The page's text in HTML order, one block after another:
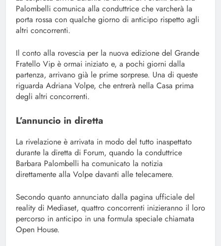
Palombelli comunica alla conduttrice che varcherà la
porta rossa con qualche giorno di anticipo rispetto agli
altri concorrenti.
Il conto alla rovescia per la nuova edizione del Grande
Fratello Vip è ormai iniziato e, a pochi giorni dalla
partenza, arrivano già le prime sorprese. Una di queste
riguarda Adriana Volpe, che entrerà nella Casa prima
degli altri concorrenti.
L’annuncio in diretta
La rivelazione è arrivata in modo del tutto inaspettato
durante la diretta di Forum, quando la conduttrice
Barbara Palombelli ha comunicato la notizia
direttamente alla Volpe davanti alle telecamere.
Secondo quanto annunciato dalla pagina ufficiale del
reality di Mediaset, quattro concorrenti inizieranno il loro
percorso in anticipo in una formula speciale chiamata
Open House.